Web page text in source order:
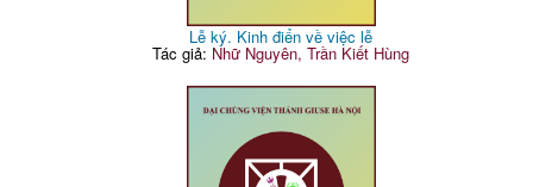
Lễ ký. Kinh điển về việc lễ
Tác giả: Nhữ Nguyên, Trần Kiết Hùng